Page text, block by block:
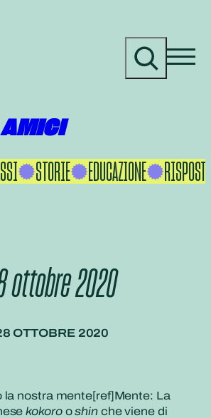
r
STORIE EDUCAZIONE
ottobre 2020
OTTOBRE 2020
la nostra mente[ref]Mente: La
kokorooshinche viene di